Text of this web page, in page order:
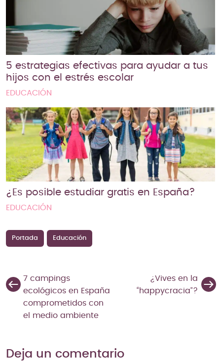
5 estrategias efectivas para ayudar a tus
hijos con el estrés escolar
EDUCACIÓN
¿Es posible estudiar gratis en España?
EDUCACIÓN
Portada Educación
7 campings
ecológicos en España
comprometidos con
el medio ambiente
¿Vives en la
“happycracia”?
Deja un comentario